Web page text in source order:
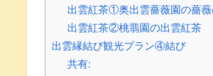
出雲紅茶①奥出雲薔薇園の薔
出雲紅茶②桃翡園の出雲紅茶
出雲縁結び観光プラン④結び
共有: